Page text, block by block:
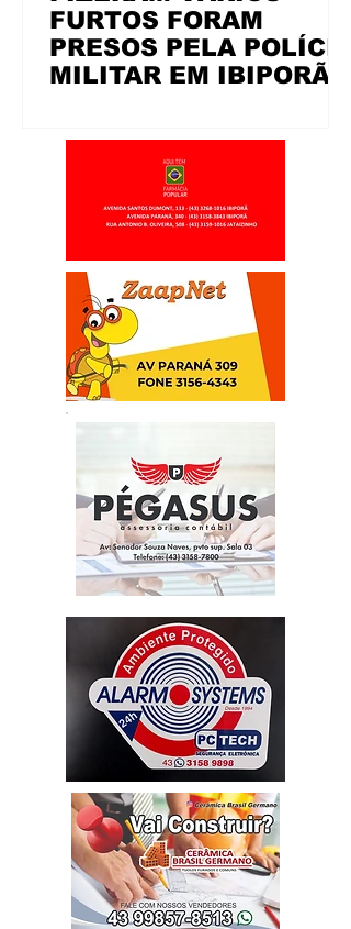
FURTOS FORAM
PRESOS PELA POLÍCIA
MILITAR EM IBIPORÃ